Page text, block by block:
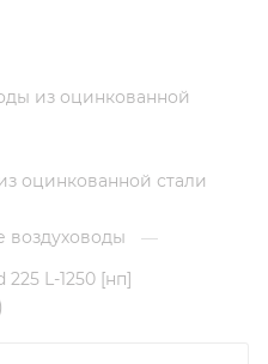
из оцинкованной
оцинкованной стали
—
L-1250 [нп]